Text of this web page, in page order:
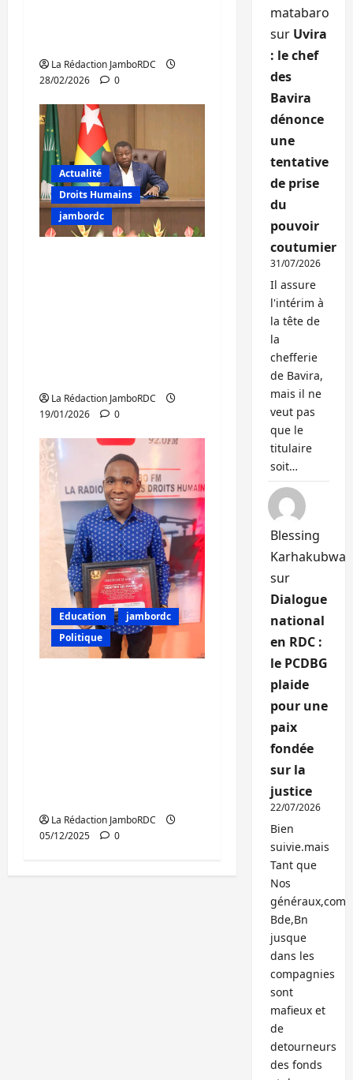
La Rédaction JamboRDC
28/02/2026
0
Actualité
Droits Humains
jambordc
La Rédaction JamboRDC
19/01/2026
0
Education
jambordc
Politique
La Rédaction JamboRDC
05/12/2025
0
matabaro
sur Uvira
: le chef
des
Bavira
dénonce
une
tentative
de prise
du
pouvoir
coutumier
31/07/2026
Il assure
l'intérim à
la tête de
la
chefferie
de Bavira,
mais il ne
veut pas
que le
titulaire
soit…
Blessing
Karhakubwa
sur
Dialogue
national
en RDC :
le PCDBG
plaide
pour une
paix
fondée
sur la
justice
22/07/2026
Bien
suivie.mais
Tant que
Nos
généraux,com
Bde,Bn
jusque
dans les
compagnies
sont
mafieux et
de
detourneurs
des fonds